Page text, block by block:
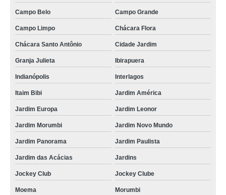
Campo Belo Campo Grande
Campo Limpo Chácara Flora
Chácara Santo Antônio Cidade Jardim
Granja Julieta Ibirapuera
Indianópolis Interlagos
Itaim Bibi Jardim América
Jardim Europa Jardim Leonor
Jardim Morumbi Jardim Novo Mundo
Jardim Panorama Jardim Paulista
Jardim das Acácias Jardins
Jockey Club Jockey Clube
Moema Morumbi